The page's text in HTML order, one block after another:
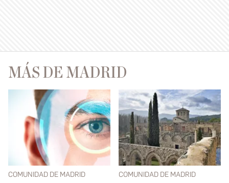
MÁS DE MADRID
COMUNIDAD DE MADRID COMUNIDAD DE MADRID